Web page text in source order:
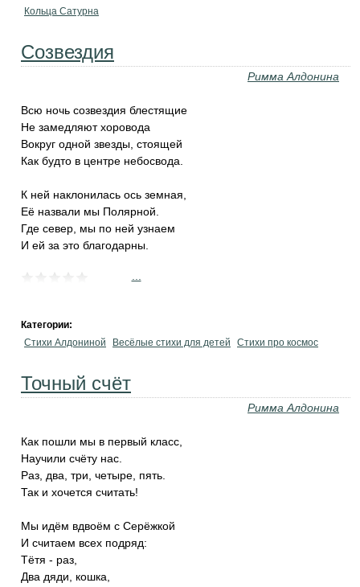
Кольца Сатурна
Созвездия
Римма Алдонина
Всю ночь созвездия блестящие
Не замедляют хоровода
Вокруг одной звезды, стоящей
Как будто в центре небосвода.
К ней наклонилась ось земная,
Её назвали мы Полярной.
Где север, мы по ней узнаем
И ей за это благодарны.
Категории:
Стихи Алдониной
Весёлые стихи для детей Стихи про космос
Точный счёт
Римма Алдонина
Как пошли мы в первый класс,
Научили счёту нас.
Раз, два, три, четыре, пять.
Так и хочется считать!
Мы идём вдвоём с Серёжкой
И считаем всех подряд:
Тётя - раз,
Два дяди, кошка,